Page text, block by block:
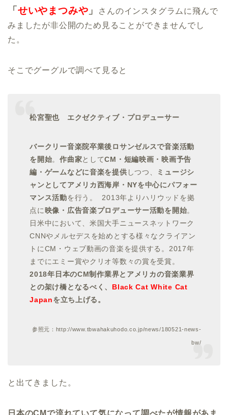
「せいやまつみや 」
さんのインスタグラムに飛んで
みましたが非公開のため見ることができませんでし
た。
そこでグーグルで調べて見ると
松宮聖也 エクゼクティブ・プロデューサー
バークリー音楽院卒業後ロサンゼルスで音楽活動
を開始。作曲家としてCM・短編映画・映画予告
編・ゲームなどに音楽を提供 しつつ、
ミュージシ
ャンとしてアメリカ西海岸・NYを中心にパフォー
マンス活動を行う。 2013年よりハリウッドを拠
点に映像・広告音楽プロデューサー活動を開始。
日米中において、米国大手ニュースネットワーク
CNNやメルセデスを始めとする様々なクライアン
トにCM・ウェブ動画の音楽を提供する。2017年
までにエミー賞やクリオ等数々の賞を受賞。
2018年日本のCM制作業界とアメリカの音楽業界
との架け橋となるべく、 Black Cat White Cat
Japanを立ち上げる。
参照元：http://www.tbwahakuhodo.co.jp/news/180521-news-
bw/
と出てきました。